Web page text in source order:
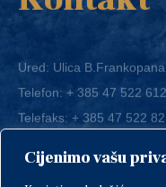
Cijenimo vašu
Ured: Ulica
Telefon:+ 385 47 522 612
Telefaks:+ 385 47 522 821
E-mail:grad-